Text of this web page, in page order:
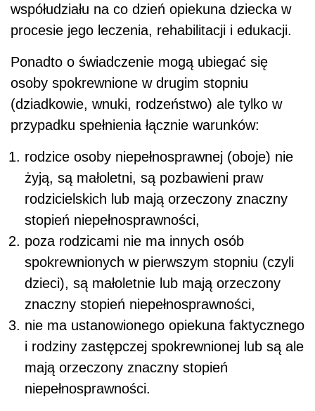
współudziału na co dzień opiekuna dziecka w
procesie jego leczenia, rehabilitacji i edukacji.
Ponadto o świadczenie mogą ubiegać się
osoby spokrewnione w drugim stopniu
(dziadkowie, wnuki, rodzeństwo) ale tylko w
przypadku spełnienia łącznie warunków:
rodzice osoby niepełnosprawnej (oboje) nie
żyją, są małoletni, są pozbawieni praw
rodzicielskich lub mają orzeczony znaczny
stopień niepełnosprawności,
poza rodzicami nie ma innych osób
spokrewnionych w pierwszym stopniu (czyli
dzieci), są małoletnie lub mają orzeczony
znaczny stopień niepełnosprawności,
nie ma ustanowionego opiekuna faktycznego
i rodziny zastępczej spokrewnionej lub są ale
mają orzeczony znaczny stopień
niepełnosprawności.